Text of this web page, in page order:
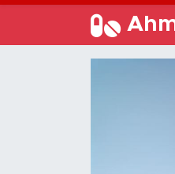
Tüm Manşetler
Son Dakika